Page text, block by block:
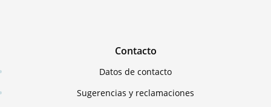
Contacto
Datos de contacto
Sugerencias y reclamaciones